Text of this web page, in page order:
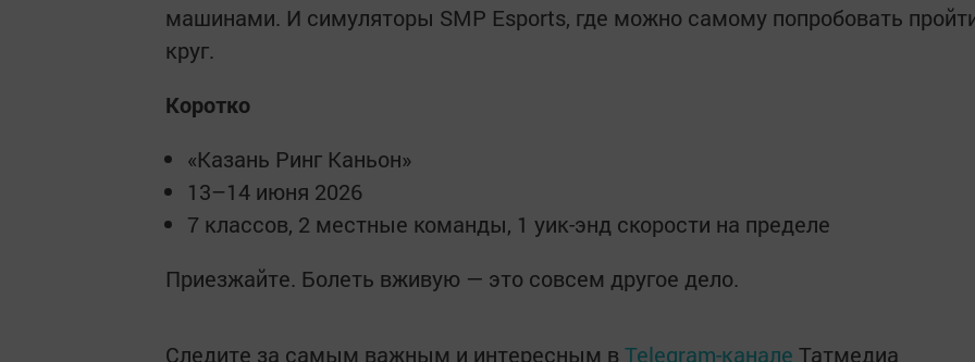
машинами. И симуляторы SMP Esports, где можно самому попробовать
круг.
Коротко
«Казань Ринг Каньон»
13–14 июня 2026
7 классов, 2 местные команды, 1 уик-энд скорости на пределе
Приезжайте. Болеть вживую — это совсем другое дело.
Следите за самым важным и интересным в Telegram-канале Татмедиа